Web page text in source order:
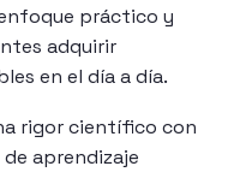
práctico y
adquirir
en el día a día.
rigor científico con
aprendizaje